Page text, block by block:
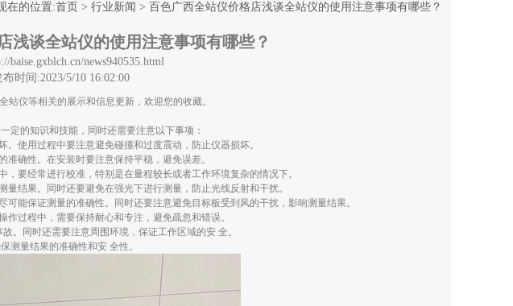
在的位置:首页 > 行业新闻 > 百色广西全站仪价格店浅谈全站仪的使用注意事项有哪些？
浅谈全站仪的使用注意事项有哪些？
baise.gxblch.cn/news940535.html
布时间:2023/5/10 16:02:00
站仪等相关的展示和信息更新，欢迎您的收藏。
定的知识和技能，同时还需要注意以下事项：
使用过程中要注意避免碰撞和过度震动，防止仪器损坏。
确性。在安装时要注意保持平稳，避免误差。
要经常进行校准，特别是在量程较长或者工作环境复杂的情况下。
结果。同时还要避免在强光下进行测量，防止光线反射和干扰。
能保证测量的准确性。同时还要注意避免目标板受到风的干扰，影响测量结果。
过程中，需要保持耐心和专注，避免疏忽和错误。
。同时还需要注意周围环境，保证工作区域的安 全。
测量结果的准确性和安 全性。